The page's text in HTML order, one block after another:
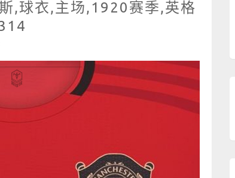
,球衣,主场,1920赛季,英格